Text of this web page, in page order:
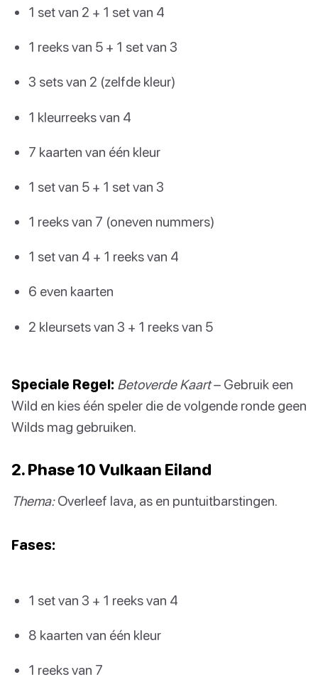
1 set van 2 + 1 set van 4
1 reeks van 5 + 1 set van 3
3 sets van 2 (zelfde kleur)
1 kleurreeks van 4
7 kaarten van één kleur
1 set van 5 + 1 set van 3
1 reeks van 7 (oneven nummers)
1 set van 4 + 1 reeks van 4
6 even kaarten
2 kleursets van 3 + 1 reeks van 5
Speciale Regel: Betoverde Kaart– Gebruik een
Wild en kies één speler die de volgende ronde geen
Wilds mag gebruiken.
2. Phase 10 Vulkaan Eiland
Thema:Overleef lava, as en puntuitbarstingen.
Fases:
1 set van 3 + 1 reeks van 4
8 kaarten van één kleur
1 reeks van 7